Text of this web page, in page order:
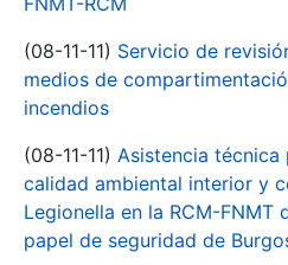
(08-11-11) Servicio de
medios de
incendios
(08-11-11) Asistencia
calidad ambiental interior y
Legionella en la RCM-
papel de seguridad de